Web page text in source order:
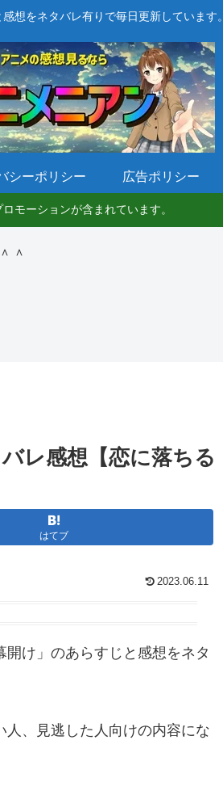
想をネタバレ有りで毎日更新しています。
シーポリシー 広告ポリシー
モーションが含まれています。
＾
レ感想【恋に落ちる
はてブ
2023.06.11
開け」のあらすじと感想をネタ
、見逃した人向けの内容にな